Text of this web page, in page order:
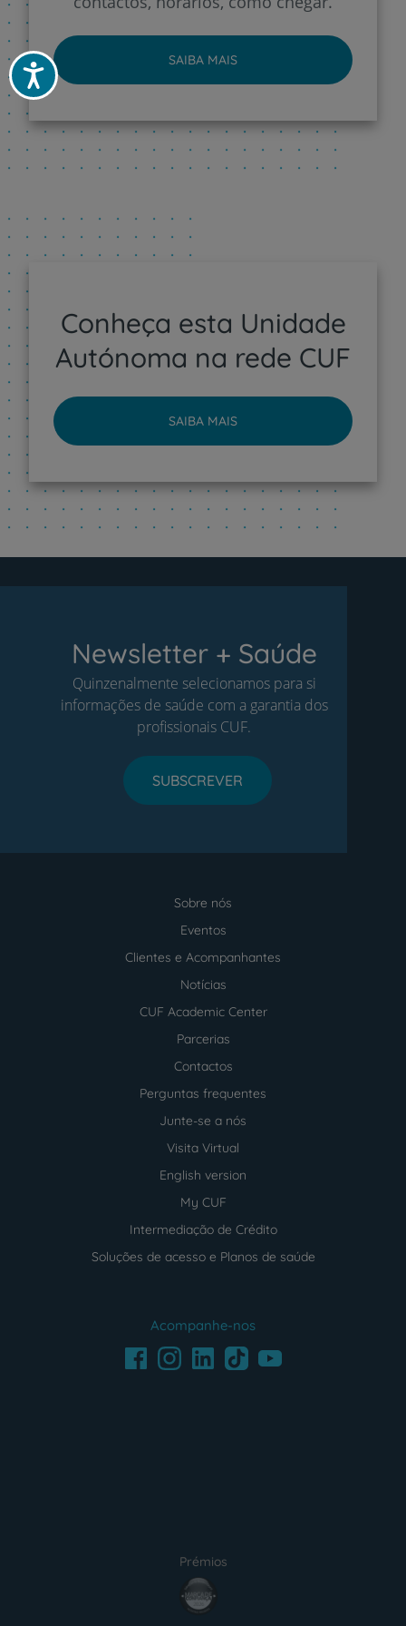
Acessibilidade
SAIBA MAIS
Conheça esta Unidade
Autónoma na rede CUF
SAIBA MAIS
Newsletter + Saúde
Quinzenalmente selecionamos para si
informações de saúde com a garantia dos
profissionais CUF.
SUBSCREVER
Sobre nós
Eventos
Clientes e Acompanhantes
Notícias
CUF Academic Center
Parcerias
Contactos
Perguntas frequentes
Junte-se a nós
Visita Virtual
English version
My CUF
Intermediação de Crédito
Soluções de acesso e Planos de saúde
Acompanhe-nos
FacebookInstagramLinkedInTikTokYoutube
Prémios